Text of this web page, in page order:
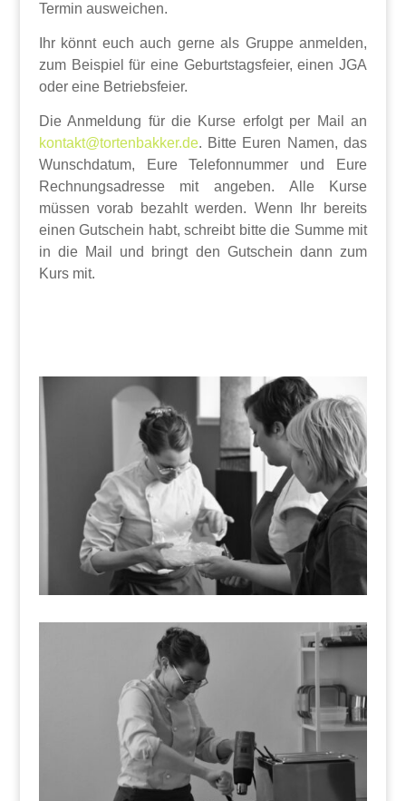
Termin ausweichen.
Ihr könnt euch auch gerne als Gruppe anmelden,
zum Beispiel für eine Geburtstagsfeier, einen JGA
oder eine Betriebsfeier.
Die Anmeldung für die Kurse erfolgt per Mail an
kontakt@tortenbakker.de. Bitte Euren Namen, das
Wunschdatum, Eure Telefonnummer und Eure
Rechnungsadresse mit angeben. Alle Kurse
müssen vorab bezahlt werden. Wenn Ihr bereits
einen Gutschein habt, schreibt bitte die Summe mit
in die Mail und bringt den Gutschein dann zum
Kurs mit.